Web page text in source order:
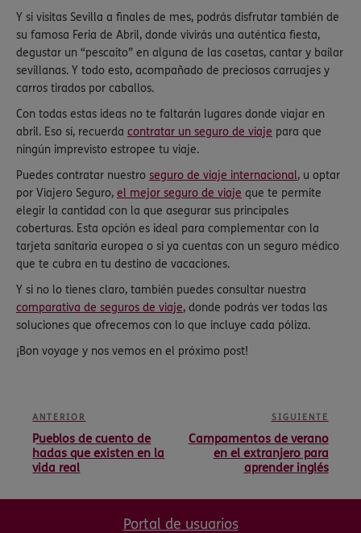
Y si visitas Sevilla a finales de mes, podrás disfrutar también de
su famosa Feria de Abril, donde vivirás una auténtica fiesta,
degustar un “pescaito” en alguna de las casetas, cantar y bailar
sevillanas. Y todo esto, acompañado de preciosos carruajes y
carros tirados por caballos.
Con todas estas ideas no te faltarán lugares donde viajar en
abril. Eso sí, recuerda contratar un seguro de viaje para que
ningún imprevisto estropee tu viaje.
Puedes contratar nuestro seguro de viaje internacional, u optar
por Viajero Seguro, el mejor seguro de viaje que te permite
elegir la cantidad con la que asegurar sus principales
coberturas. Esta opción es ideal para complementar con la
tarjeta sanitaria europea o si ya cuentas con un seguro médico
que te cubra en tu destino de vacaciones.
Y si no lo tienes claro, también puedes consultar nuestra
comparativa de seguros de viaje, donde podrás ver todas las
soluciones que ofrecemos con lo que incluye cada póliza.
¡Bon voyage y nos vemos en el próximo post!
ANTERIOR
Pueblos de cuento de
hadas que existen en la
vida real
SIGUIENTE
Campamentos de verano
en el extranjero para
aprender inglés
Portal de usuarios